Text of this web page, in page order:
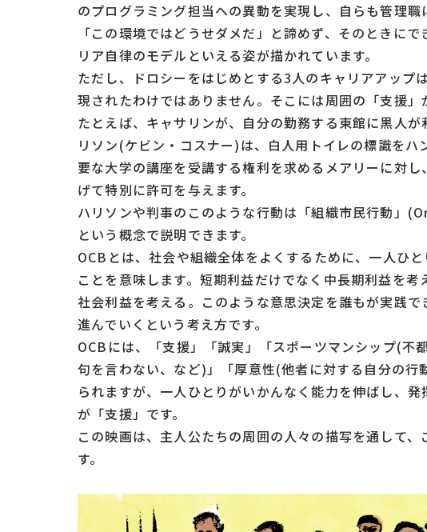
のプログラミング担当への異動を実現し、自らも管理職
「この環境ではどうせダメだ」と諦めず、そのときに
リア自律のモデルといえる姿が描かれています。
ただし、ドロシーをはじめとする3人のキャリアアップ
現されたわけではありません。そこには周囲の「支援」
たとえば、キャサリンが、自分の勤務する東館に黒人
リソン(ケビン・コスナー)は、白人用トイレの標識を
要な大学の講座を受講する権利を求めるメアリーに対
げて特別に許可を与えます。
ハリソンや判事のこのような行動は「組織市民行動
という概念で説明できます。
OCBとは、社会や組織全体をよくするために、一人ひ
ことを意味します。短期利益だけでなく中長期利益を
社会利益を考える。このような意思決定を誰もが実践
進んでいくという考え方です。
OCBには、「支援」「誠実」「スポーツマンシップ(不
句を言わない、など)」「厚意性(他者に対する自分の
られますが、一人ひとりがいかんなく能力を伸ばし、
が「支援」です。
この映画は、主人公たちの周囲の人々の描写を通して
す。